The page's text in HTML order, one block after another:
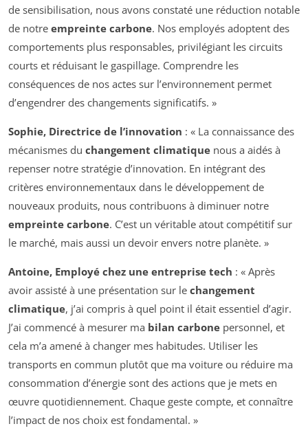
de sensibilisation, nous avons constaté une réduction notable
de notre empreinte carbone. Nos employés adoptent des
comportements plus responsables, privilégiant les circuits
courts et réduisant le gaspillage. Comprendre les
conséquences de nos actes sur l’environnement permet
d’engendrer des changements significatifs. »
Sophie, Directrice de l’innovation : « La connaissance des
mécanismes du changement climatique nous a aidés à
repenser notre stratégie d’innovation. En intégrant des
critères environnementaux dans le développement de
nouveaux produits, nous contribuons à diminuer notre
empreinte carbone. C’est un véritable atout compétitif sur
le marché, mais aussi un devoir envers notre planète. »
Antoine, Employé chez une entreprise tech : « Après
avoir assisté à une présentation sur le changement
climatique, j’ai compris à quel point il était essentiel d’agir.
J’ai commencé à mesurer ma bilan carbone personnel, et
cela m’a amené à changer mes habitudes. Utiliser les
transports en commun plutôt que ma voiture ou réduire ma
consommation d’énergie sont des actions que je mets en
œuvre quotidiennement. Chaque geste compte, et connaître
l’impact de nos choix est fondamental. »